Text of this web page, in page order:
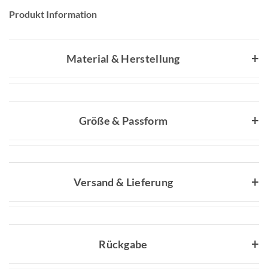
Produkt Information
Material & Herstellung
Größe & Passform
Versand & Lieferung
Rückgabe